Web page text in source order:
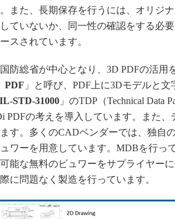
また、長期保存を行うには、オリジ
ていないか、同一性の確認をする必
スされています。
防総省が中心となり、3D PDFの活用
PDF 」と呼び、PDF上に3Dモデルと
STD-31000 」のTDP（Technical Data
PDFの考えを導入しています。また
す。多くのCADベンダーでは、独自
ワーを用意しています。MDBを行っ
能な無料のビュワーをサプライヤー
に問題なく製造を行っています。